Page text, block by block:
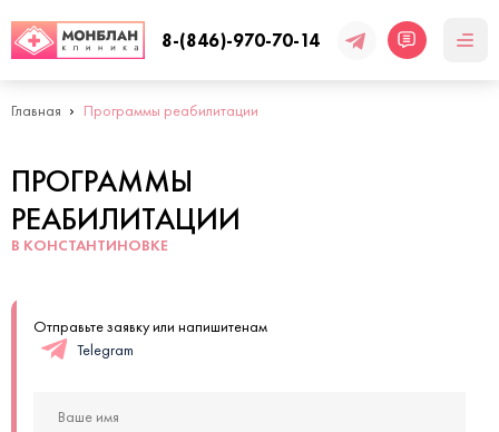
8-(846)-970-70-14
Главная Программы реабилитации
ПРОГРАММЫ
РЕАБИЛИТАЦИИ
В КОНСТАНТИНОВКЕ
Отправьте заявку или напишитенам
Telegram